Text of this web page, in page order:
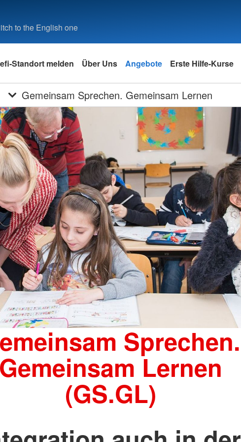
to the English one
Standort melden Über Uns Angebote Erste Hilfe-Kurse
Gemeinsam Sprechen. Gemeinsam Lernen
Sprechen.
Lernen
(GS.GL)